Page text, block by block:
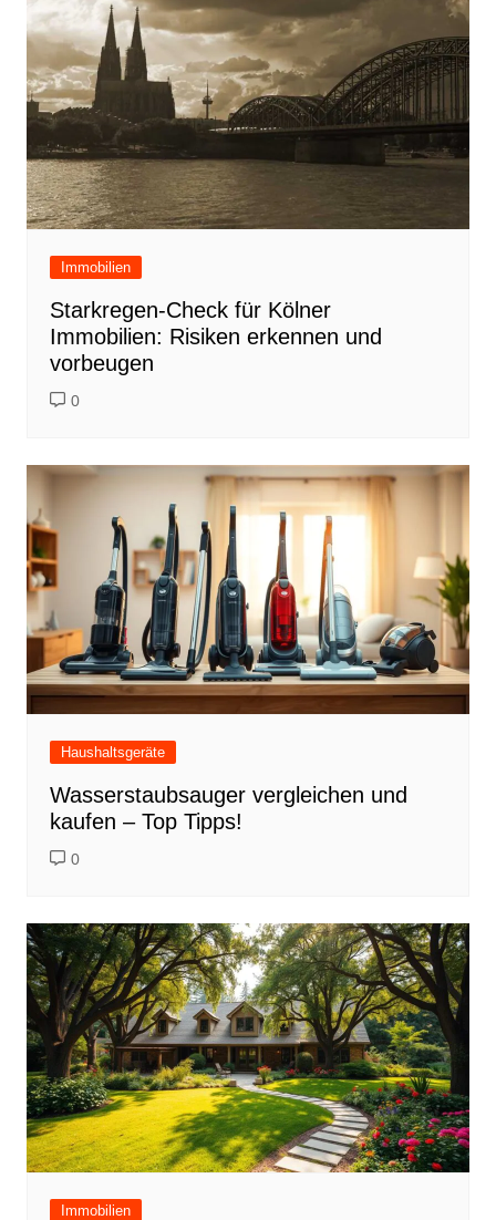
Immobilien
Starkregen-Check für Kölner
Immobilien: Risiken erkennen und
vorbeugen
0
Haushaltsgeräte
Wasserstaubsauger vergleichen und
kaufen – Top Tipps!
0
Immobilien